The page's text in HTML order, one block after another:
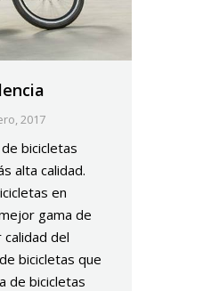
2017
bicicletas
alta calidad.
en
gama de
del
bicicletas que
de bicicletas